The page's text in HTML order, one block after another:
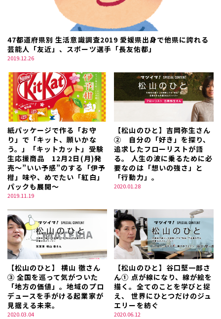
47都道府県別 生活意識調査2019 愛媛県出身で他県に誇れる
芸能人「友近」、スポーツ選手「長友佑都」
2019.12.26
紙パッケージで作る「お守
り」で「キット、願いかな
う。」「キットカット」受験
生応援商品 12月2日(月)発
売～”いい予感”のする「伊予
柑」味や、めでたい「紅白」
パックも展開～
2019.11.19
【松山のひと】吉岡弥生さん
② 自分の「好き」を探り、
追求したフローリストが語
る。 人生の波に乗るために必
要なのは「想いの強さ」と
「行動力」。
2020.01.28
【松山のひと】 横山 徹さん
③ 全国を巡って気がついた
「地方の価値」。地域のプロ
デュースを手がける起業家が
見据える未来。
2020.03.04
【松山のひと】谷口堅一郎さ
ん① 点が線になり、線が絵を
描く。全てのことを学びと捉
え、 世界にひとつだけのジュ
エリーを紡ぐ
2020.06.12